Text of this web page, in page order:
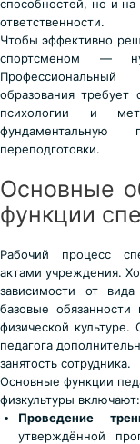
способностей, но и
ответственности.
Чтобы эффективно
спортсменом —
образования требует
психологии и
переподготовки.
Основные
функции
Рабочий процесс
актами учреждения.
зависимости от
базовые обязанности
физической
педагога
занятость сотрудника.
Основные функции
физкультуры включают:
Проведение
утверждённой